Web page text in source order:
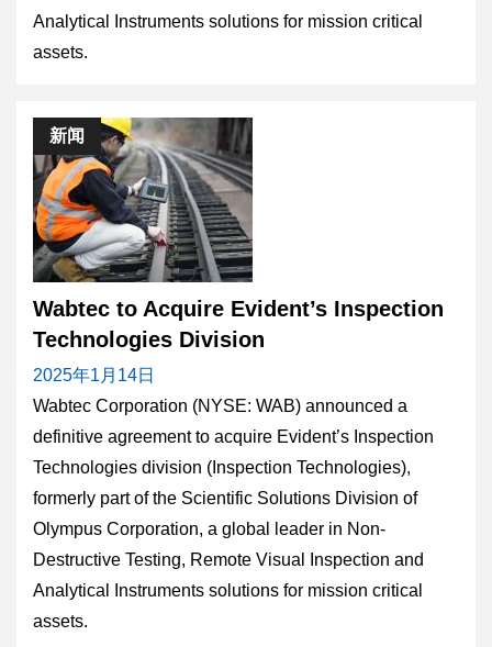
Analytical Instruments solutions for mission critical
assets.
新闻
Wabtec to Acquire Evident’s Inspection
Technologies Division
2025年1月14日
Wabtec Corporation (NYSE: WAB) announced a
definitive agreement to acquire Evident’s Inspection
Technologies division (Inspection Technologies),
formerly part of the Scientific Solutions Division of
Olympus Corporation, a global leader in Non-
Destructive Testing, Remote Visual Inspection and
Analytical Instruments solutions for mission critical
assets.